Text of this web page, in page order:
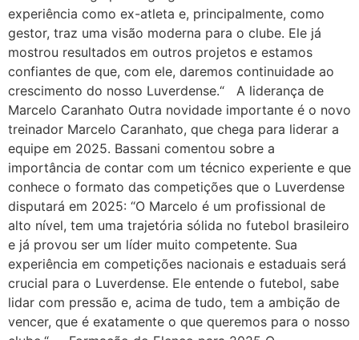
experiência como ex-atleta e, principalmente, como
gestor, traz uma visão moderna para o clube. Ele já
mostrou resultados em outros projetos e estamos
confiantes de que, com ele, daremos continuidade ao
crescimento do nosso Luverdense.“ A liderança de
Marcelo Caranhato Outra novidade importante é o novo
treinador Marcelo Caranhato, que chega para liderar a
equipe em 2025. Bassani comentou sobre a
importância de contar com um técnico experiente e que
conhece o formato das competições que o Luverdense
disputará em 2025: “O Marcelo é um profissional de
alto nível, tem uma trajetória sólida no futebol brasileiro
e já provou ser um líder muito competente. Sua
experiência em competições nacionais e estaduais será
crucial para o Luverdense. Ele entende o futebol, sabe
lidar com pressão e, acima de tudo, tem a ambição de
vencer, que é exatamente o que queremos para o nosso